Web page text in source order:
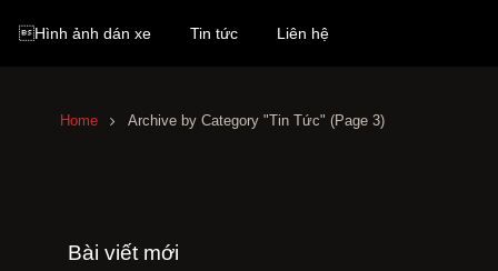
Hình ảnh dán xe Tin tức Liên hệ
Home Archive by Category "Tin Tức" (Page 3)
Bài viết mới